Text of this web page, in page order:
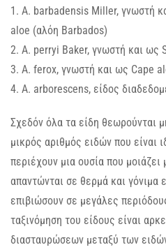
1. A. barbadensis Miller, γνωστή
aloe (αλόη Barbados)
2. A. perryi Baker, γνωστή και ως
3. A. ferox, γνωστή και ως Cape
4. A. arborescens, είδος
Σχεδόν όλα τα είδη θεωρούνται
μικρός αριθμός ειδών που είναι
περιέχουν μια ουσία που
απαντώνται σε θερμά και
επιβιώσουν σε μεγάλες
ταξινόμηση του είδους είναι
διασταυρώσεων μεταξύ των